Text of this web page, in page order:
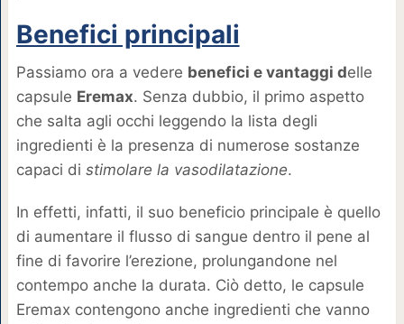
Benefici principali
Passiamo ora a vedere benefici e vantaggi delle
capsule Eremax. Senza dubbio, il primo aspetto
che salta agli occhi leggendo la lista degli
ingredienti è la presenza di numerose sostanze
capaci di stimolare la vasodilatazione.
In effetti, infatti, il suo beneficio principale è quello
di aumentare il flusso di sangue dentro il pene al
fine di favorire l’erezione, prolungandone nel
contempo anche la durata. Ciò detto, le capsule
Eremax contengono anche ingredienti che vanno